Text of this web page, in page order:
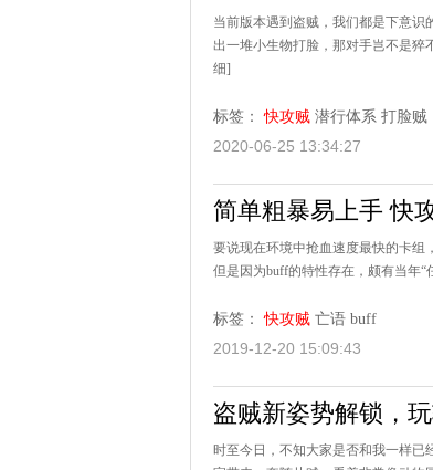
当前版本遇到盗贼，我们都是下意识
出一堆小生物打脸，那对手岂不是猝
细]
标签： 快攻贼 潜行体系 打脸贼
2020-06-25 13:34:27
简单粗暴易上手 快
要说现在环境中抢血速度最快的卡组
但是因为buff的特性存在，颇有当年
标签： 快攻贼 亡语 buff
2019-12-20 15:09:43
盗贼新姿势解锁，
时至今日，不知大家是否和我一样